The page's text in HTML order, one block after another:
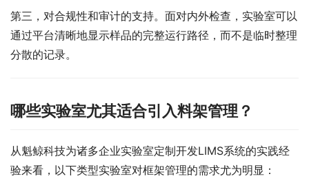
第三，对合规性和审计的支持。面对内外检查，实验室可以
通过平台清晰地显示样品的完整运行路径，而不是临时整理
分散的记录。
哪些实验室尤其适合引入料架管理？
从魁鲸科技为诸多企业实验室定制开发LIMS系统的实践经
验来看，以下类型实验室对框架管理的需求尤为明显：